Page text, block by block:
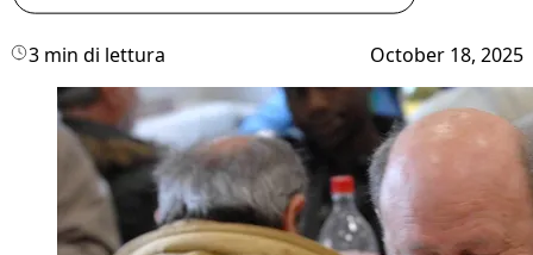
3 min di lettura October 18, 2025